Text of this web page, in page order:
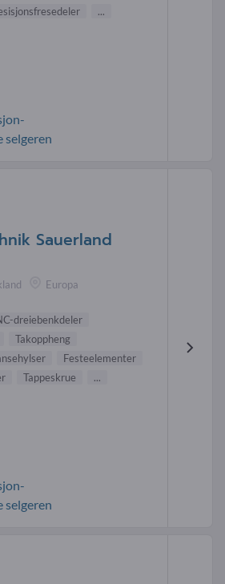
...
selgeren
Sauerland
Europa
dreiebenkdeler
Takoppheng
Festeelementer
Tappeskrue ...
selgeren